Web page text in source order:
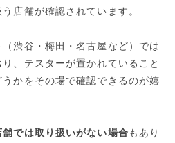
店舗が確認されています。
（渋谷・梅田・名古屋など）では
、テスターが置かれていること
かをその場で確認できるのが嬉
では取り扱いがない場合もあり